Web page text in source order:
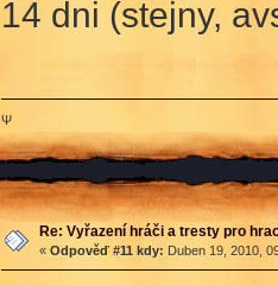
14 dni (stejny,
Ψ
Re: Vyřazení hráči a tresty pro
« Odpověď #11 kdy: Duben 19, 2010,